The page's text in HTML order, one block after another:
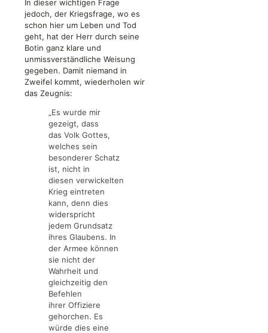
In dieser wichtigen Frage
jedoch, der Kriegsfrage, wo es
schon hier um Leben und Tod
geht, hat der Herr durch seine
Botin ganz klare und
unmissverständliche Weisung
gegeben. Damit niemand in
Zweifel kommt, wiederholen wir
das Zeugnis:
„Es wurde mir
gezeigt, dass
das Volk Gottes,
welches sein
besonderer Schatz
ist, nicht in
diesen verwickelten
Krieg eintreten
kann, denn dies
widerspricht
jedem Grundsatz
ihres Glaubens. In
der Armee können
sie nicht der
Wahrheit und
gleichzeitig den
Befehlen
ihrer Offiziere
gehorchen. Es
würde dies eine